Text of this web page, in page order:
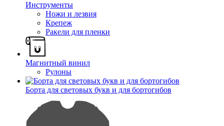
Инструменты
Ножи и лезвия
Крепеж
Ракели для пленки
Магнитный винил
Рулоны
Борта для световых букв и для бортогибов